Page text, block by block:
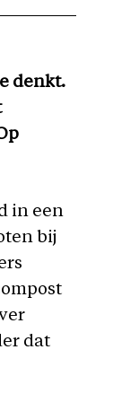
denkt.
in een
bij
dat